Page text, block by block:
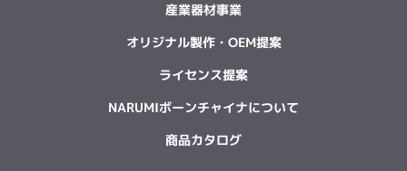
産業器材事業
オリジナル製作・OEM提案
ライセンス提案
NARUMIボーンチャイナについて
商品カタログ